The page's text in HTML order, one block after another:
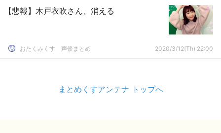
【悲報】木戸衣吹さん、消える
おたくみくす 声優まとめ 2020/3/12(Th) 22:00
まとめくすアンテナ トップへ